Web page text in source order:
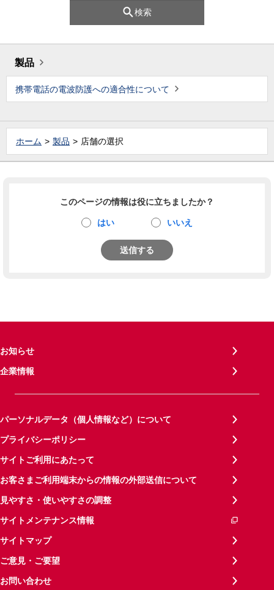
検索
製品
携帯電話の電波防護への適合性について
ホーム 製品 店舗の選択
このページの情報は役に立ちましたか？
はい いいえ
送信する
お知らせ
企業情報
パーソナルデータ（個人情報など）について
プライバシーポリシー
サイトご利用にあたって
お客さまご利用端末からの情報の外部送信について
見やすさ・使いやすさの調整
サイトメンテナンス情報
サイトマップ
ご意見・ご要望
お問い合わせ